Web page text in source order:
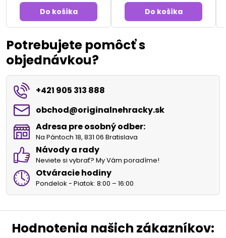
Do košíka Do košíka
Potrebujete pomôcť s
objednávkou?
+421 905 313 888
obchod​@originalnehracky​.sk
Adresa pre osobný odber:
Na Pántoch 18, 831 06 Bratislava
Návody a rady
Neviete si vybrať? My Vám poradíme!
Otváracie hodiny
Pondelok - Piatok: 8:00 – 16:00
Hodnotenia našich zákazníkov: